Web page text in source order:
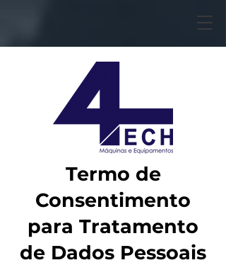
Termo de
Consentimento
para Tratamento
de Dados Pessoais